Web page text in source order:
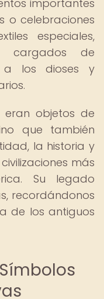
importantes
o celebraciones
especiales,
cargados de
a los dioses y
eran objetos de
que también
la historia y
más
Su legado
recordándonos
de los antiguos